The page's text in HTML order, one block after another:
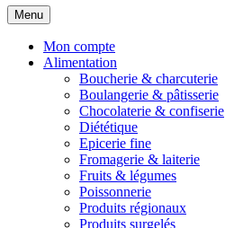
Menu
Mon compte
Alimentation
Boucherie & charcuterie
Boulangerie & pâtisserie
Chocolaterie & confiserie
Diététique
Epicerie fine
Fromagerie & laiterie
Fruits & légumes
Poissonnerie
Produits régionaux
Produits surgelés